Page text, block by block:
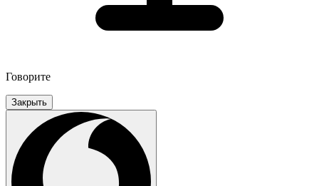
Говорите
Закрыть